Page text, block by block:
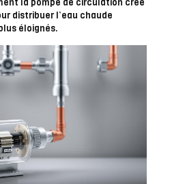
la pompe de circulation crée
distribuer l’eau chaude
éloignés.